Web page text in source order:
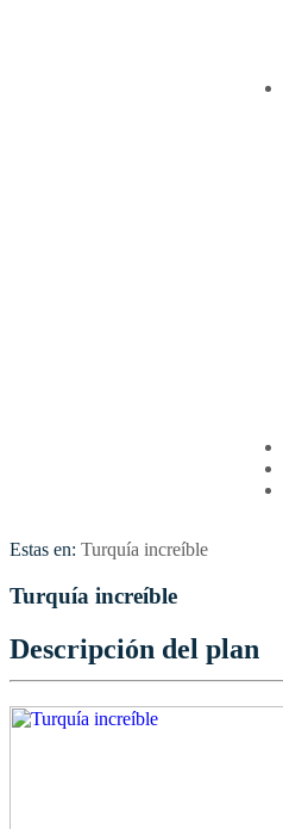
Estas en: Turquía increíble
Turquía increíble
Descripción del plan